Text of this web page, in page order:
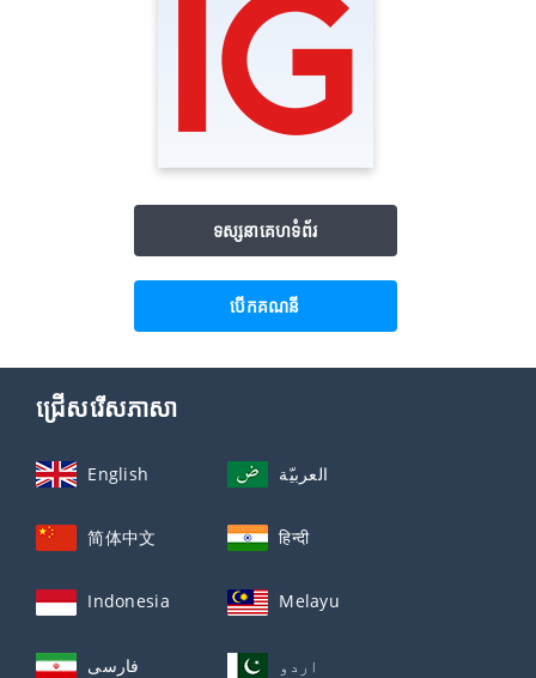
ទស្សនាគេហទំព័រ
បើក​គណនី
ជ្រើសរើសភាសា
English العربيّة
简体中文 हिन्दी
Indonesia Melayu
فارسی اردو